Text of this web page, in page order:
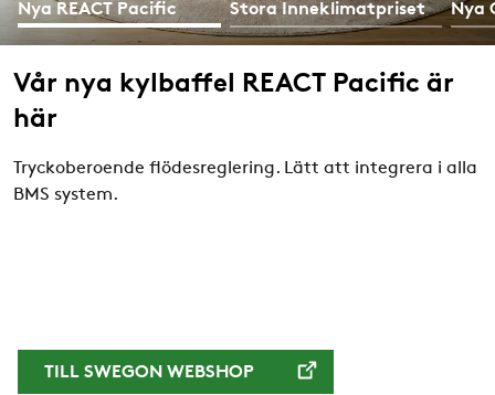
Nya REACT Pacific Stora Inneklimatpriset Nya
Vår nya kylbaffel REACT Pacific är
här
Tryckoberoende flödesreglering. Lätt att integrera i alla
BMS system.
TILL SWEGON WEBSHOP